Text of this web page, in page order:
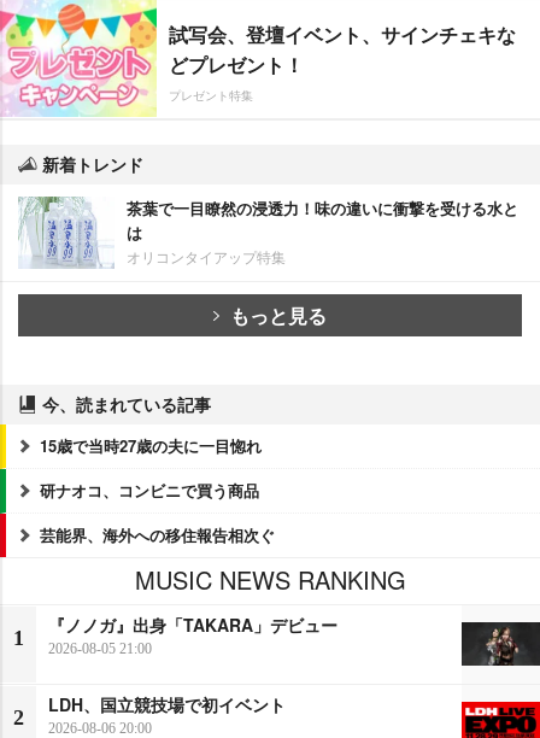
試写会、登壇イベント、サインチェキな
どプレゼント！
プレゼント特集
新着トレンド
茶葉で一目瞭然の浸透力！味の違いに衝撃を受ける水と
は
オリコンタイアップ特集
もっと見る
今、読まれている記事
15歳で当時27歳の夫に一目惚れ
研ナオコ、コンビニで買う商品
芸能界、海外への移住報告相次ぐ
MUSIC NEWS RANKING
1
『ノノガ』出身「TAKARA」デビュー
2026-08-05 21:00
2
LDH、国立競技場で初イベント
2026-08-06 20:00